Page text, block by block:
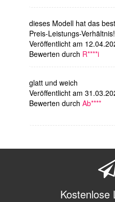
dieses Modell hat das
Preis-Leistungs-Verhältnis!
Veröffentlicht am
Bewerten durch R****i
glatt und weich
Veröffentlicht am
Bewerten durch Ab****
Kostenlose